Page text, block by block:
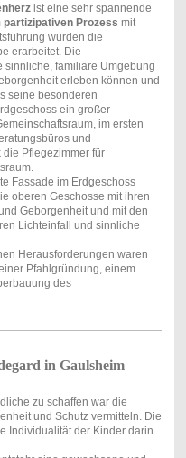
ist eine sehr spannende
partizipativen Prozess mit
wurden die
erarbeitet. Die
sinnliche, familiäre Umgebung
erleben können und
seine besonderen
ein großer
im ersten
und
Pflegezimmer für
Fassade im Erdgeschoss
oberen Geschosse mit ihren
Geborgenheit und mit den
Lichteinfall und sinnliche
Herausforderungen waren
Pfahlgründung, einem
des
in Gaulsheim
zu schaffen war die
und Schutz vermitteln. Die
Individualität der Kinder darin